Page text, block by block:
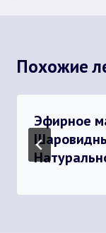
Похожие
Эфирное